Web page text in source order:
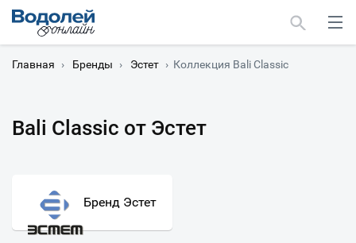
Главная › Бренды › Эстет › Коллекция Bali Classic
Bali Classic от Эстет
Бренд Эстет